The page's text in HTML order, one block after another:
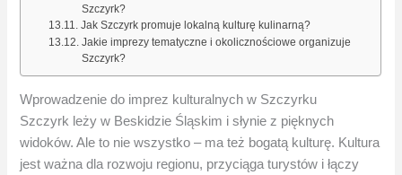
Szczyrk?
Jak Szczyrk promuje lokalną kulturę kulinarną?
Jakie imprezy tematyczne i okolicznościowe organizuje
Szczyrk?
Wprowadzenie do imprez kulturalnych w Szczyrku
Szczyrk leży w Beskidzie Śląskim i słynie z pięknych
widoków. Ale to nie wszystko – ma też bogatą kulturę. Kultura
jest ważna dla rozwoju regionu, przyciąga turystów i łączy